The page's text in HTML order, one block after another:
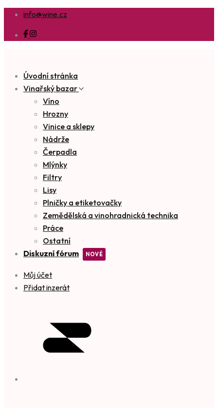
info@wine.cz
Úvodní stránka
Vinařský bazar
Víno
Hrozny
Vinice a sklepy
Nádrže
Čerpadla
Mlýnky
Filtry
Lisy
Plničky a etiketovačky
Zemědělská a vinohradnická technika
Práce
Ostatní
Diskuzní fórum
Můj účet
Přidat inzerát